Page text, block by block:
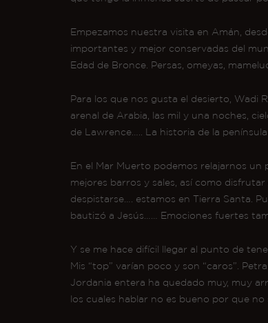
Empezamos nuestra visita en Amán,
importantes y mejor conservadas del
Edad de Bronce. Persas, omeyas,
Para los que nos gusta el desierto, Wadi
arenal de Arabia, las mil y una noches,
de Lawrence….. La historia de la
En el Mar Muerto podemos relajarnos un
mejores barros y sales, así como
despistarse…. estamos en Tierra Santa.
bautizó a Jesús…… Emociones fuertes
Y se me hace difícil llegar al punto de
Mis “top” varían poco y son “caros”.
Jordania entera ha quedado muy, muy
los cuales hablar no es bueno por que